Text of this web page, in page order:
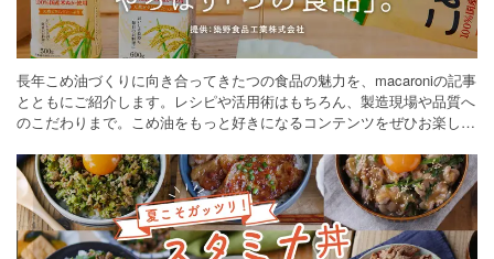
長年こめ油づくりに向き合ってきたつの食品の魅力を、macaroniの記事
とともにご紹介します。レシピや活用術はもちろん、製造現場や品質へ
のこだわりまで。こめ油をもっと好きになるコンテンツをぜひお楽しみ